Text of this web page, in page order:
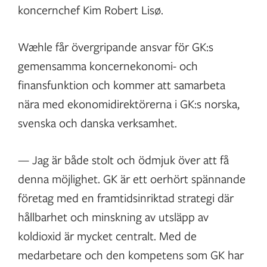
koncernchef Kim Robert Lisø.
Wæhle får övergripande ansvar för GK:s
gemensamma koncernekonomi- och
finansfunktion och kommer att samarbeta
nära med ekonomidirektörerna i GK:s norska,
svenska och danska verksamhet.
— Jag är både stolt och ödmjuk över att få
denna möjlighet. GK är ett oerhört spännande
företag med en framtidsinriktad strategi där
hållbarhet och minskning av utsläpp av
koldioxid är mycket centralt. Med de
medarbetare och den kompetens som GK har